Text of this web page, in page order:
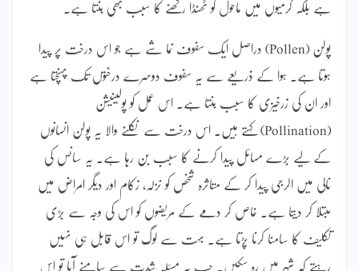
ہے بلکہ گرمیوں میں ماحول کو ٹھنڈا رکھنے کا سبب بھی بنتا ہے۔
پولن (Pollen) دراصل ایک سفوف نما شے ہے جو اس درخت پر پیدا
ہوتا ہے۔ ہوا کے ذریعے سے یہ سفوف دوسرے درختوں تک پہنچتا ہے
اور ان کی زرخیزی کا سبب بنتا ہے۔ اس عمل کو پولینیشن
(Pollination) کہتے ہیں۔ اس درخت سے نکلنے والا یہ پولن انسانوں
کے لیے بڑے مسائل پیدا کرنے کا سبب بن رہا ہے۔ یہ سانس کی
نالی میں الرجی پیدا کر کے متاثرہ شخص کو نزلہ، زکام اور دیگر امراض میں
مبتلا کر دیتا ہے۔ خاص کر دمے کے مریضوں کو اس کی وجہ سے بڑی
تکلیف کا سامنا کرنا پڑتا ہے۔ بہت سے لوگ تو اس قابل ہی نہیں
رہتے کہ شہر میں رہ سکیں۔ جب یہ مسئلہ شدت سے سامنے آیا تو اس